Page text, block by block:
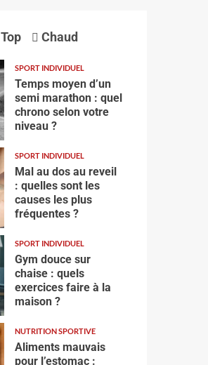
Top Chaud
SPORT INDIVIDUEL
Temps moyen d’un
semi marathon : quel
chrono selon votre
niveau ?
SPORT INDIVIDUEL
Mal au dos au reveil
: quelles sont les
causes les plus
fréquentes ?
SPORT INDIVIDUEL
Gym douce sur
chaise : quels
exercices faire à la
maison ?
NUTRITION SPORTIVE
Aliments mauvais
pour l’estomac :